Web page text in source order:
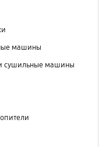
машины
сушильные машины